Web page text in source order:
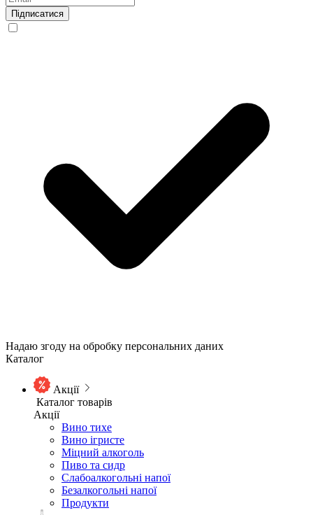
Підписатися
Надаю згоду на обробку персональних даних
Каталог
Акції
Каталог товарів
Акції
Вино тихе
Вино ігристе
Міцний алкоголь
Пиво та сидр
Слабоалкогольні напої
Безалкогольні напої
Продукти